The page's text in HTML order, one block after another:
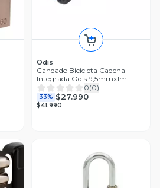
Odis
Candado Bicicleta Cadena
Integrada Odis 9,5mmx1m
Llave Mapa
0(0)
33% $27.990
$41.990